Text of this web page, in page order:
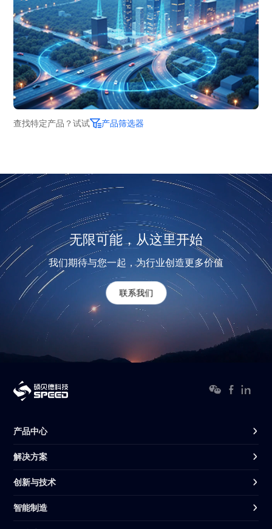
查找特定产品？试试 产品筛选器
无限可能，从这里开始
我们期待与您一起，为行业创造更多价值
联系我们
产品中心
解决方案
创新与技术
智能制造